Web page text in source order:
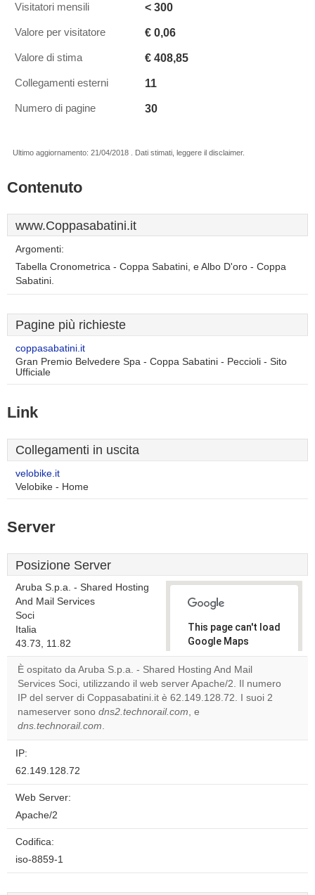
Visitatori mensili < 300
Valore per visitatore € 0,06
Valore di stima € 408,85
Collegamenti esterni 11
Numero di pagine 30
Ultimo aggiornamento: 21/04/2018 . Dati stimati, leggere il disclaimer.
Contenuto
www.Coppasabatini.it
Argomenti:
Tabella Cronometrica - Coppa Sabatini, e Albo D'oro - Coppa
Sabatini.
Pagine più richieste
coppasabatini.it
Gran Premio Belvedere Spa - Coppa Sabatini - Peccioli - Sito
Ufficiale
Link
Collegamenti in uscita
velobike.it
Velobike - Home
Server
Posizione Server
Aruba S.p.a. - Shared Hosting
And Mail Services
Soci
Italia
43.73, 11.82
This page can't load
Google Maps
correctly.
Do you
own this
website?
OK
È ospitato da Aruba S.p.a. - Shared Hosting And Mail
Services Soci, utilizzando il web server Apache/2. Il numero
IP del server di Coppasabatini.it è 62.149.128.72. I suoi 2
nameserver sono dns2.technorail.com, e
dns.technorail.com.
IP:
62.149.128.72
Web Server:
Apache/2
Codifica:
iso-8859-1